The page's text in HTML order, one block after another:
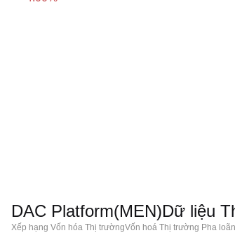
DAC Platform(MEN)Dữ liệu
Xếp hạng Vốn hóa Thị trườngVốn hoá Thị trường Pha